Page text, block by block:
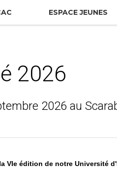
ESPACE JEUNES
2026
2026 au
VIe édition de notre Université